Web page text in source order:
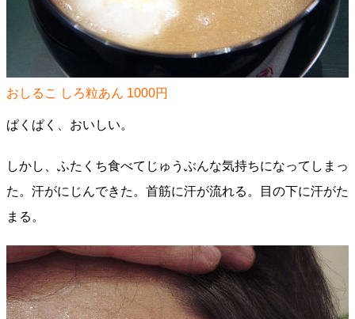
おしるこ しろ粒あん 1000円
ぱくぱく、おいしい。
しかし、ふたくち食べてじゅうぶんな気持ちになってしまっ
た。汗がにじんできた。首筋に汗が流れる。目の下に汗がた
まる。